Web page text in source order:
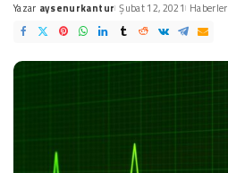
Posted
by
Yazar aysenurkantur Şubat 12, 2021 Haberler